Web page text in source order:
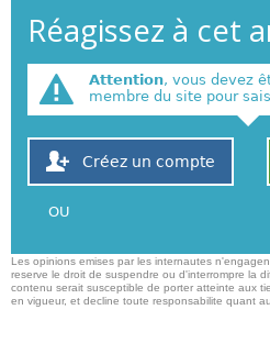
Réagissez à cet
Attention, vous devez
membre du site pour
Créez un compte
OU
Les opinions emises par les internautes
reserve le droit de suspendre ou d'interrompre la
contenu serait susceptible de porter atteinte aux
en vigueur, et decline toute responsabilite quant